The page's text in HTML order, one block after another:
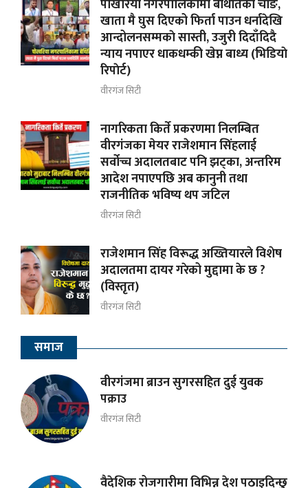
पोखरिया नगरपालिकामा बेथितिको चाङ,
खाता मै घुस दिएको फिर्ता पाउन धर्नादेखि
आन्दोलनसम्मकाे सास्ती, उजुरी दिदाँदिदै
न्याय नपाएर धाकधम्की खेप्न बाध्य (भिडियाे
रिपाेर्ट)
वीरगंज सिटी
नागरिकता किर्ते प्रकरणमा निलम्बित
वीरगंजका मेयर राजेशमान सिंहलाई
सर्वोच्च अदालतबाट पनि झट्का, अन्तरिम
आदेश नपाएपछि अब कानुनी तथा
राजनीतिक भविष्य थप जटिल
वीरगंज सिटी
राजेशमान सिंह विरूद्ध अख्तियारले विशेष
अदालतमा दायर गरेको मुद्दामा के छ ?
(विस्तृत)
वीरगंज सिटी
समाज
वीरगंजमा ब्राउन सुगरसहित दुई युवक
पक्राउ
वीरगंज सिटी
वैदेशिक रोजगारीमा विभिन्न देश पठाइदिन्छु